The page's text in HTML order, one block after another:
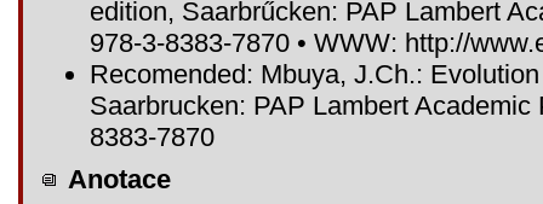
edition, Saarbrűcken: PAP Lambert
978-3-8383-7870 • WWW: http://
Recomended: Mbuya, J.Ch.:
Saarbrucken: PAP Lambert
8383-7870
Anotace